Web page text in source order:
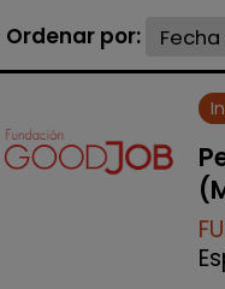
Ordenar por: